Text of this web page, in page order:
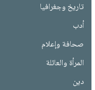
تاريخ وجغرافيا
أدب
صحافة وإعلام
المرأة والعائلة
دين